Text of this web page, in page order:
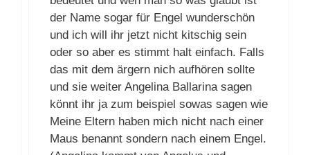
der Name sogar für Engel wunderschön
und ich will ihr jetzt nicht kitschig sein
oder so aber es stimmt halt einfach. Falls
das mit dem ärgern nich aufhören sollte
und sie weiter Angelina Ballarina sagen
könnt ihr ja zum beispiel sowas sagen wie
Meine Eltern haben mich nicht nach einer
Maus benannt sondern nach einem Engel.